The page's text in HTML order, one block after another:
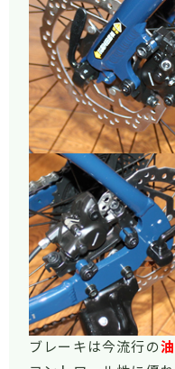
ブレーキは今流行の